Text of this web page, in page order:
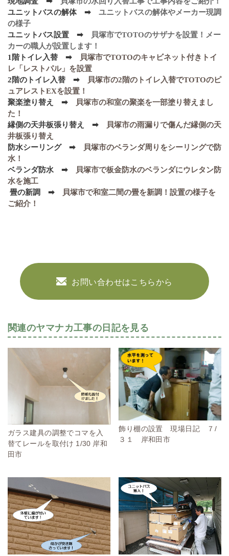
ユニットバスの解体 ➡ ユニットバスの解体やメーカー現調
の様子
ユニットバス設置 ➡
貝塚市でTOTOのサザナを設置！メー
カーの職人が設置します！
1階トイレ入替 ➡
貝塚市でTOTOのキャビネット付きトイ
レ「レストパル」を設置
2階のトイレ入替 ➡
貝塚市の2階のトイレ入替でTOTOのピ
ュアレストEXを設置！
聚楽塗り替え ➡
貝塚市の和室の聚楽を一部塗り替えまし
た！
縁側の天井板張り替え ➡
貝塚市の雨漏りで傷んだ縁側の天
井板張り替え
防水シーリング ➡
貝塚市のベランダ周りをシーリングで防
水！
ベランダ防水 ➡
貝塚市で板金防水のベランダにウレタン防
水を施工
畳の新調 ➡
貝塚市で和室二間の畳を新調！設置の様子を
ご紹介！
お問い合わせはこちらから
関連のヤマナカ工事の日記を見る
ガラス建具の調整でコマを入
替てレールを取付け 1/30 岸和
田市
飾り棚の設置 現場日記 ７/
３１ 岸和田市